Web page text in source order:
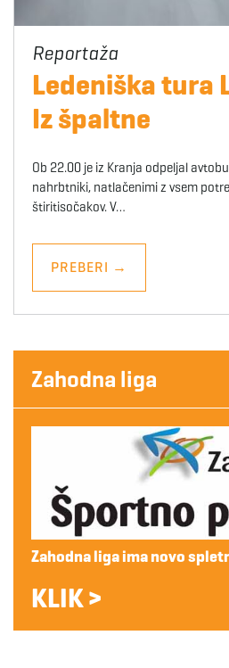
Ledeniška tura
Iz špaltne
Ob 22.00 je iz Kranja odpeljal
nahrbtniki, natlačenimi z vsem
štiritisočakov. V…
PREBERI →
Zahodna liga
Zahodna liga ima novo
KLIK >